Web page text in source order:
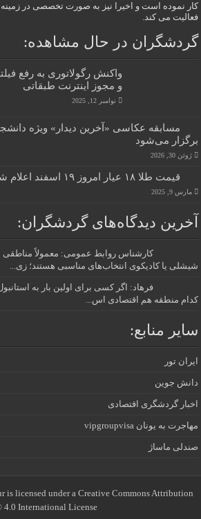
کار نموده است و اخیرا نیز به صورت تخصصی در زمینه
فعالیت می کند.
گردشگران در حال مشاهده:
واکنش رگولاتوری به رفع
و مجوز اینترنت طبقاتی
نوامبر 12, 2025
مسابقه عکاسی «آخرین دیدار» ویژه
برگزار می‌شود
ژوئن 30, 2026
قیمت طلا ۱۸ عیار امروز ۱۹ اسفند اعلام شد + جدول
مارس 9, 2025
آخرین دیدگاه‌های گردشگران:
کارشناس روابط عمومی: معمولاً مناطقی
شیشلی یا کادیکوی انتخاب‌های مناسبی هستند؛ زی...
فرهاد: اگر کسی برای اولین بار به
کدام منطقه هم اقتصادی اس...
سایر منابع:
ایران تور
دانش جوین
اخبار گردشگری اقتصادی
مهاجرت به یونان vipgroupvisa
صندلی ماساژ
is licensed under a Creative Commons Attribution
4.0 International License ©️